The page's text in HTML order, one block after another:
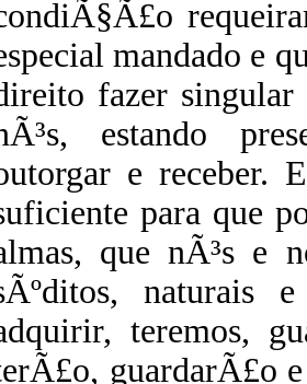
mandado e
fazer singular
estando
e receber.
para que
que nÃ³s e
naturais
teremos,
guardarÃ£o